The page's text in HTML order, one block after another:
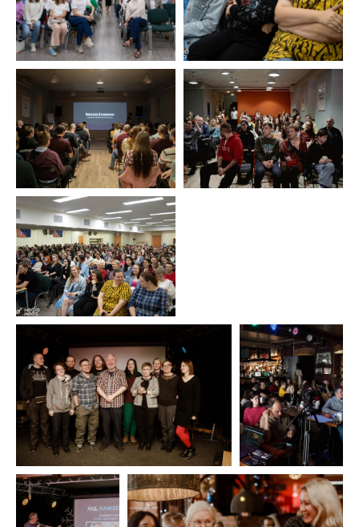
Лекции
Видеолекции
Лекторы
О Medio Modo
ПОЛЕЗНАЯ ИНФОРМАЦИЯ
Сотрудничество
Контакты
FAQ
Как купить видеозапись
Заказать лектора
Отправьте свой email, чтобы первыми
узнавать о новых мероприятиях
Политика конфиденциальности